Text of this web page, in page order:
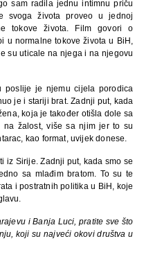
sam radila jednu intimnu priču
svoga života proveo u jednoj
tokove života. Film govori o
u normalne tokove života u BiH,
su uticale na njega i na njegovu
poslije je njemu cijela porodica
je i stariji brat. Zadnji put, kada
koja je također otišla dole sa
na žalost, više sa njim jer to su
kao format, uvijek donese.
iz Sirije. Zadnji put, kada smo se
sa mlađim bratom. To su te
i postratnih politika u BiH, koje
i Banja Luci, pratite sve što
koji su najveći okovi društva u